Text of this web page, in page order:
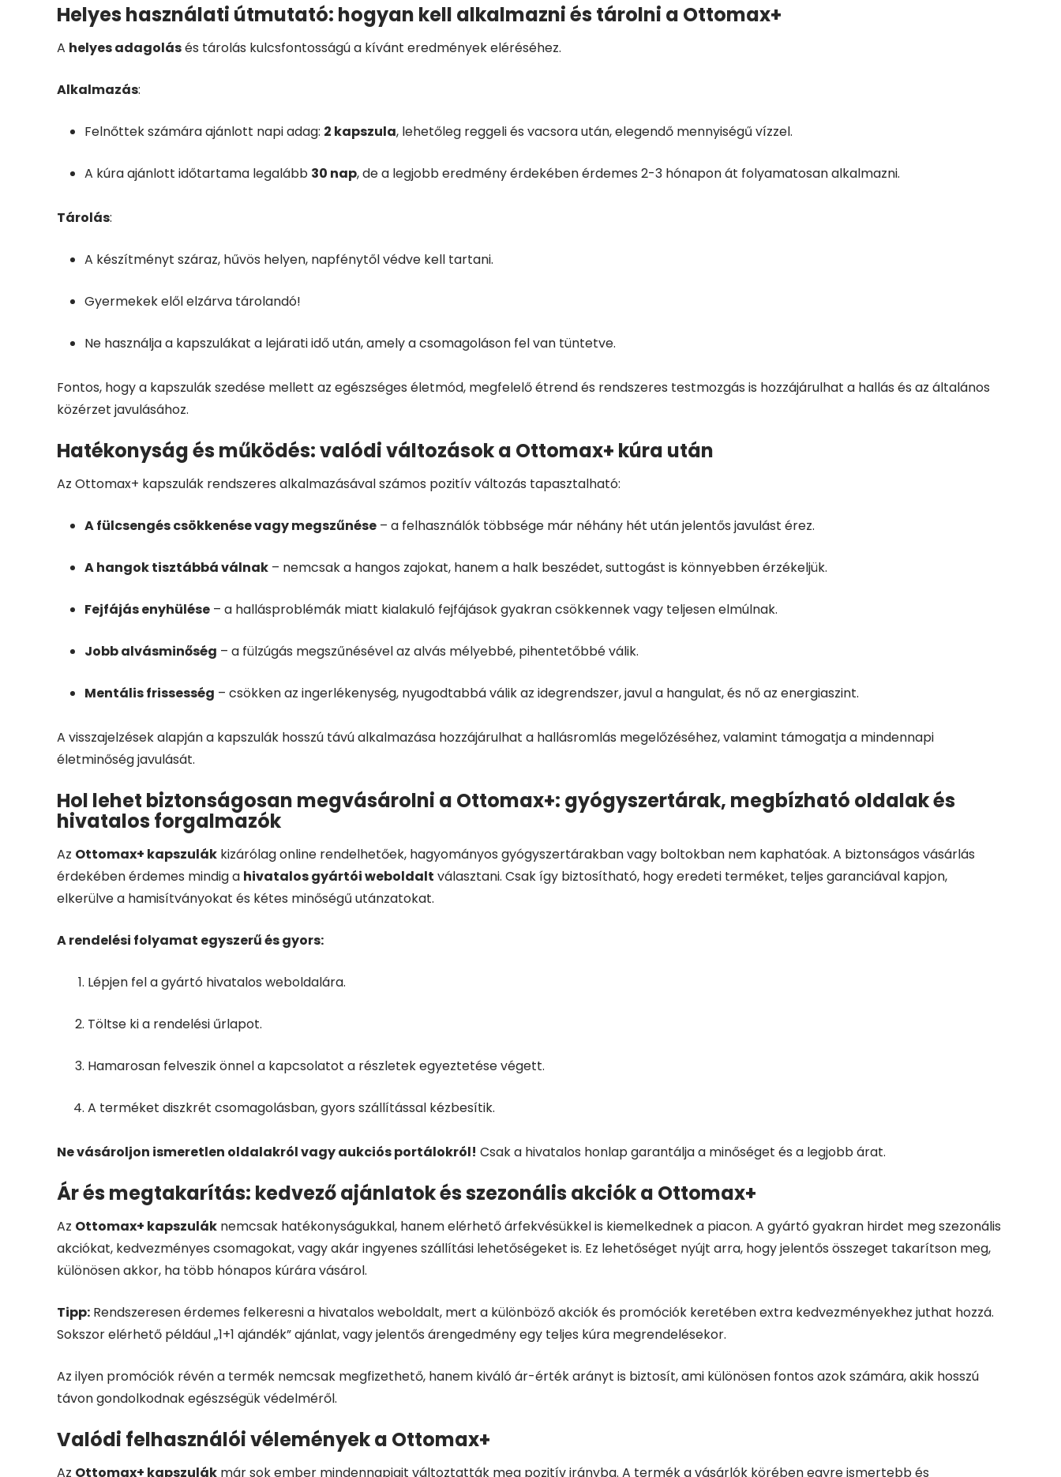
Helyes használati útmutató: hogyan kell alkalmazni és tárolni a Ottomax+
A helyes adagolásés tárolás kulcsfontosságú a kívánt eredmények eléréséhez.
Alkalmazás:
Felnőttek számára ajánlott napi adag: 2 kapszula, lehetőleg reggeli és vacsora után, elegendő mennyiségű vízzel.
A kúra ajánlott időtartama legalább 30 nap, de a legjobb eredmény érdekében érdemes 2-3 hónapon át folyamatosan alkalmazni.
Tárolás:
A készítményt száraz, hűvös helyen, napfénytől védve kell tartani.
Gyermekek elől elzárva tárolandó!
Ne használja a kapszulákat a lejárati idő után, amely a csomagoláson fel van tüntetve.
Fontos, hogy a kapszulák szedése mellett az egészséges életmód, megfelelő étrend és rendszeres testmozgás is hozzájárulhat a hallás és az általános
közérzet javulásához.
Hatékonyság és működés: valódi változások a Ottomax+ kúra után
Az Ottomax+ kapszulák rendszeres alkalmazásával számos pozitív változás tapasztalható:
A fülcsengés csökkenése vagy megszűnése – a felhasználók többsége már néhány hét után jelentős javulást érez.
A hangok tisztábbá válnak – nemcsak a hangos zajokat, hanem a halk beszédet, suttogást is könnyebben érzékeljük.
Fejfájás enyhülése – a hallásproblémák miatt kialakuló fejfájások gyakran csökkennek vagy teljesen elmúlnak.
Jobb alvásminőség – a fülzúgás megszűnésével az alvás mélyebbé, pihentetőbbé válik.
Mentális frissesség – csökken az ingerlékenység, nyugodtabbá válik az idegrendszer, javul a hangulat, és nő az energiaszint.
A visszajelzések alapján a kapszulák hosszú távú alkalmazása hozzájárulhat a hallásromlás megelőzéséhez, valamint támogatja a mindennapi
életminőség javulását.
Hol lehet biztonságosan megvásárolni a Ottomax+: gyógyszertárak, megbízható oldalak és
hivatalos forgalmazók
Az Ottomax+ kapszulák kizárólag online rendelhetőek, hagyományos gyógyszertárakban vagy boltokban nem kaphatóak. A biztonságos vásárlás
érdekében érdemes mindig a hivatalos gyártói weboldalt választani. Csak így biztosítható, hogy eredeti terméket, teljes garanciával kapjon,
elkerülve a hamisítványokat és kétes minőségű utánzatokat.
A rendelési folyamat egyszerű és gyors:
Lépjen fel a gyártó hivatalos weboldalára.
Töltse ki a rendelési űrlapot.
Hamarosan felveszik önnel a kapcsolatot a részletek egyeztetése végett.
A terméket diszkrét csomagolásban, gyors szállítással kézbesítik.
Ne vásároljon ismeretlen oldalakról vagy aukciós portálokról! Csak a hivatalos honlap garantálja a minőséget és a legjobb árat.
Ár és megtakarítás: kedvező ajánlatok és szezonális akciók a Ottomax+
Az Ottomax+ kapszulák nemcsak hatékonyságukkal, hanem elérhető árfekvésükkel is kiemelkednek a piacon. A gyártó gyakran hirdet meg szezonális
akciókat, kedvezményes csomagokat, vagy akár ingyenes szállítási lehetőségeket is. Ez lehetőséget nyújt arra, hogy jelentős összeget takarítson meg,
különösen akkor, ha több hónapos kúrára vásárol.
Tipp: Rendszeresen érdemes felkeresni a hivatalos weboldalt, mert a különböző akciók és promóciók keretében extra kedvezményekhez juthat hozzá.
Sokszor elérhető például „1+1 ajándék” ajánlat, vagy jelentős árengedmény egy teljes kúra megrendelésekor.
Az ilyen promóciók révén a termék nemcsak megfizethető, hanem kiváló ár-érték arányt is biztosít, ami különösen fontos azok számára, akik hosszú
távon gondolkodnak egészségük védelméről.
Valódi felhasználói vélemények a Ottomax+
Az Ottomax+ kapszulák már sok ember mindennapjait változtatták meg pozitív irányba. A termék a vásárlók körében egyre ismertebb és